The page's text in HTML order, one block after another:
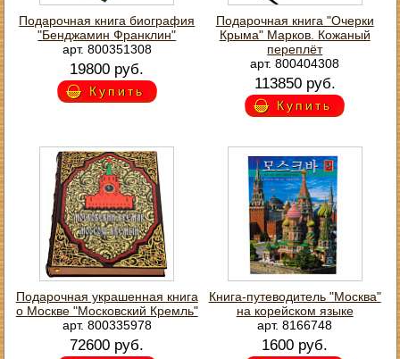
Подарочная книга биография
"Бенджамин Франклин"
арт. 800351308
19800 руб.
Купить
Подарочная книга "Очерки
Крыма" Марков. Кожаный
переплёт
арт. 800404308
113850 руб.
Купить
Подарочная украшенная книга
о Москве "Московский Кремль"
арт. 800335978
72600 руб.
Книга-путеводитель "Москва"
на корейском языке
арт. 8166748
1600 руб.